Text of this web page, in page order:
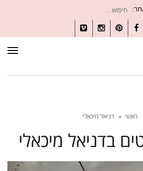
עבור:
Facebook
Pinterest
Instagram
Vimeo
ראשי » דניאל מיכאלי
בדניאל מיכאלי